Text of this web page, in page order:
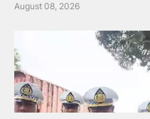
August 08, 2026